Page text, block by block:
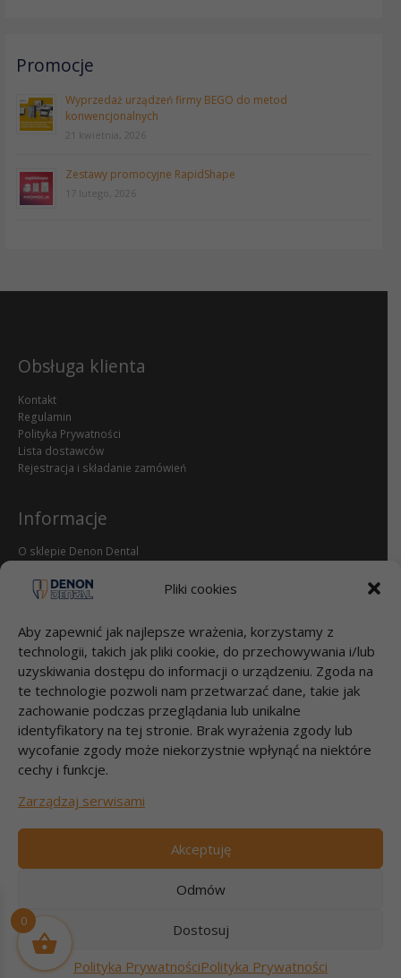
Pliki cookies
Aby zapewnić jak najlepsze wrażenia, korzystamy z
technologii, takich jak pliki cookie, do przechowywania i/lub
uzyskiwania dostępu do informacji o urządzeniu. Zgoda na
te technologie pozwoli nam przetwarzać dane, takie jak
zachowanie podczas przeglądania lub unikalne
identyfikatory na tej stronie. Brak wyrażenia zgody lub
wycofanie zgody może niekorzystnie wpłynąć na niektóre
cechy i funkcje.
Zarządzaj serwisami
Akceptuję
Odmów
Dostosuj
Polityka PrywatnościPolityka Prywatności
Promocje
Wyprzedaż urządzeń firmy BEGO do metod
konwencjonalnych
21 kwietnia, 2026
Zestawy promocyjne RapidShape
17 lutego, 2026
Obsługa klienta
Kontakt
Regulamin
Polityka Prywatności
Lista dostawców
Rejestracja i składanie zamówień
Informacje
O sklepie Denon Dental
dental.pl
Przelewy
Bank Millenium S.A.
95 1160 2202 0000 0000 2812 4826
DENON DENTAL Sp. z o.o.
Łubna 56
05-532 ŁUBNA
Copyright © 2026 Denon Dental | Dev: Experto WordPress
0